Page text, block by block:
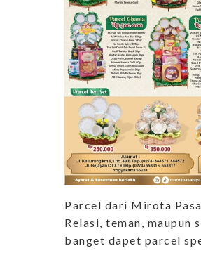
Parcel dari Mirota
Relasi, teman, maupun
banget dapet parcel